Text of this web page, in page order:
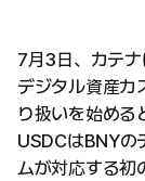
7月3日、カテナ
デジタル資産カ
り扱いを始める
USDCはBNYの
ムが対応する初